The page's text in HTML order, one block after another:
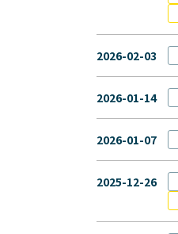
2026-02-03
2026-01-14
2026-01-07
2025-12-26